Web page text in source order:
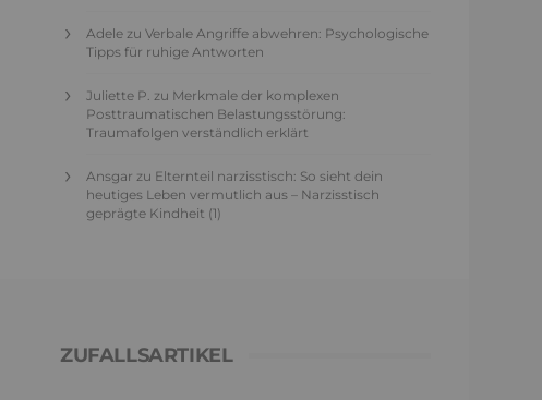
Adele zu Verbale Angriffe abwehren: Psychologische
Tipps für ruhige Antworten
Juliette P. zu Merkmale der komplexen
Posttraumatischen Belastungsstörung:
Traumafolgen verständlich erklärt
Ansgar zu Elternteil narzisstisch: So sieht dein
heutiges Leben vermutlich aus – Narzisstisch
geprägte Kindheit (1)
ZUFALLSARTIKEL